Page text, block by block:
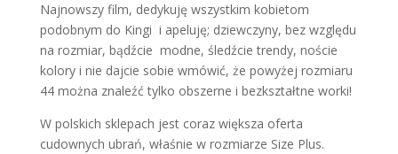
Najnowszy film, dedykuję wszystkim kobietom
podobnym do Kingi i apeluję; dziewczyny, bez względu
na rozmiar, bądźcie modne, śledźcie trendy, noście
kolory i nie dajcie sobie wmówić, że powyżej rozmiaru
44 można znaleźć tylko obszerne i bezkształtne worki!
W polskich sklepach jest coraz większa oferta
cudownych ubrań, właśnie w rozmiarze Size Plus.